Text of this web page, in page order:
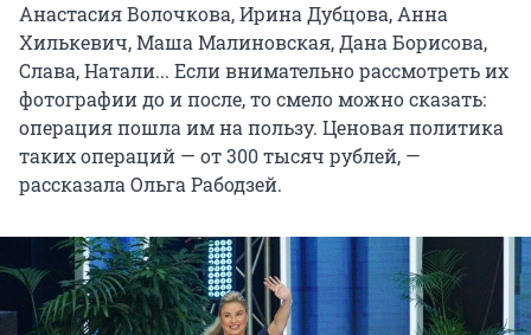
Анастасия Волочкова, Ирина Дубцова, Анна
Хилькевич, Маша Малиновская, Дана Борисова,
Слава, Натали... Если внимательно рассмотреть их
фотографии до и после, то смело можно сказать:
операция пошла им на пользу. Ценовая политика
таких операций — от 300 тысяч рублей, —
рассказала Ольга Рабодзей.